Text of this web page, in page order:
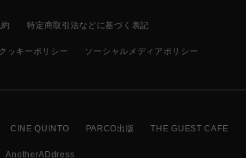
特定商取引法などに基づく表記
クッキーポリシー ソーシャルメディアポリシー
CINE QUINTO PARCO出版 THE GUEST CAFE
AnotherADdress